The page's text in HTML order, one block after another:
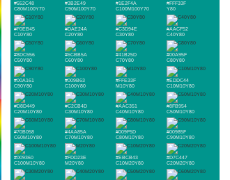
#552C48
C80M100Y70
#3B2E49
C90M100Y70
#1E2F4A
C100M100Y70
#FFF33F
Y80
#F0EB45
C10Y80
#DAE24A
C20Y80
#C3D94E
C30Y80
#AACF52
C40Y80
#8DC556
C50Y80
#6CBB5A
C60Y80
#41B25D
C70Y80
#00A95F
C80Y80
#00A161
C90Y80
#009B63
C100Y80
#FFE33F
M10Y80
#EDDC44
C10M10Y80
#D8D449
C20M10Y80
#C2CB4D
C30M10Y80
#AAC351
C40M10Y80
#8FB954
C50M10Y80
#70B058
C60M10Y80
#4AA85A
C70M10Y80
#009F5D
C80M10Y80
#00985F
C90M10Y80
#009360
C100M10Y80
#FDD23E
M20Y80
#EBCB43
C10M20Y80
#D7C447
C20M20Y80